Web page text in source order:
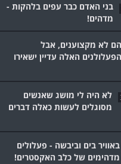
בני האדם כבר עפים בלהקות -
מדהים!
הם לא מקצוענים, אבל
הפעלולנים האלה עדיין ישאירו
לא היה לי מושג שאנשים
מסוגלים לעשות כאלה דברים
באוויר בים וביבשה - פעלולים
מדהימים של כלב האקסטרים!